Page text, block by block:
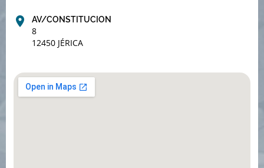
AV/CONSTITUCION
8
12450 JÉRICA